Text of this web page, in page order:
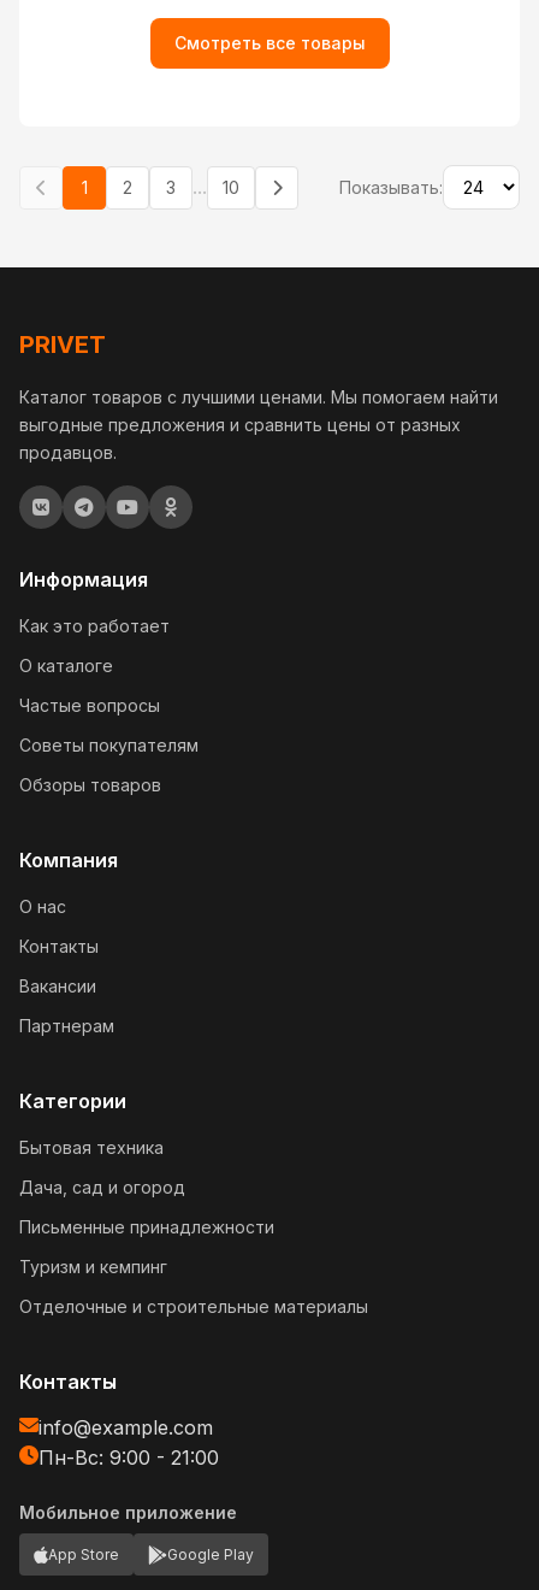
Смотреть все товары
1 2 3 ... 10 Показывать:
PRIVET
Каталог товаров с лучшими ценами. Мы помогаем найти
выгодные предложения и сравнить цены от разных
продавцов.
Информация
Как это работает
О каталоге
Частые вопросы
Советы покупателям
Обзоры товаров
Компания
О нас
Контакты
Вакансии
Партнерам
Категории
Бытовая техника
Дача, сад и огород
Письменные принадлежности
Туризм и кемпинг
Отделочные и строительные материалы
Контакты
info@example.com
Пн-Вс: 9:00 - 21:00
Мобильное приложение
App Store Google Play